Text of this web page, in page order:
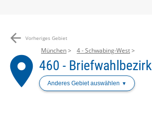
arrow_back Vorheriges Gebiet
place
München 4 - Schwabing-West
460 - Briefwahlbezirk
Anderes Gebiet auswählen